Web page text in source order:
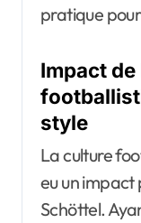
pratique
Impact
style
La culture
eu un impact
Schöttel.